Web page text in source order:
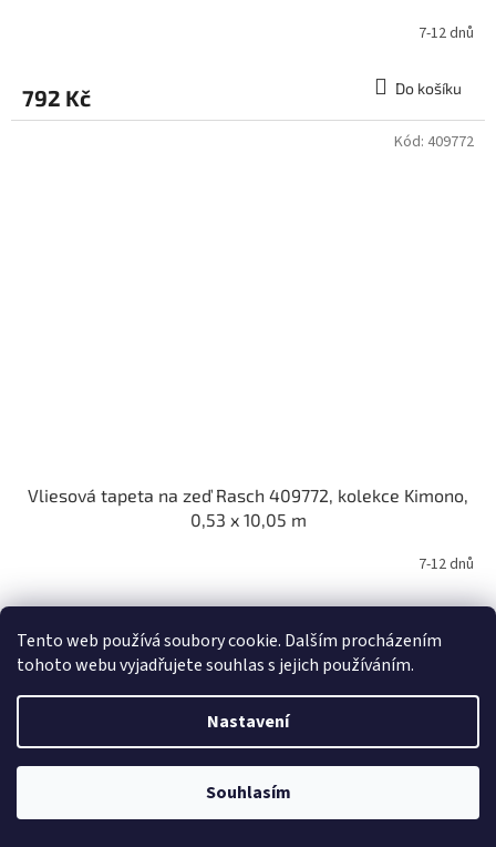
Tento web používá soubory cookie. Dalším procházením
tohoto webu vyjadřujete souhlas s jejich používáním.
Nastavení
Souhlasím
7-12 dnů
792 Kč Do košíku
Vliesová tapeta na zeď Rasch 409772, kolekce Kimono,
0,53 x 10,05 m
7-12 dnů
792 Kč
Kód: 409772
Kód: